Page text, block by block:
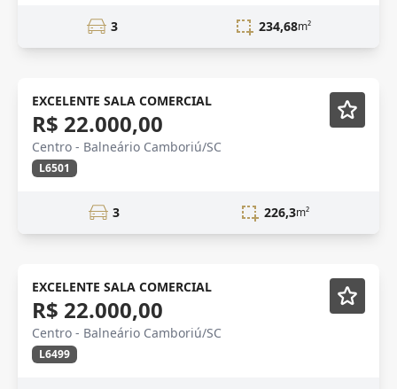
3 234,68m²
LOCAÇÃO
EXCELENTE SALA COMERCIAL
R$ 22.000,00
Centro - Balneário Camboriú/SC
L6501
3 226,3m²
LOCAÇÃO
EXCELENTE SALA COMERCIAL
R$ 22.000,00
Centro - Balneário Camboriú/SC
L6499